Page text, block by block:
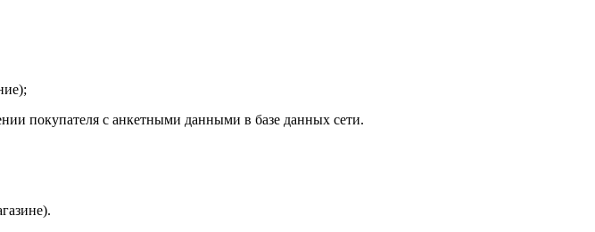
покупателя с анкетными данными в базе данных сети.